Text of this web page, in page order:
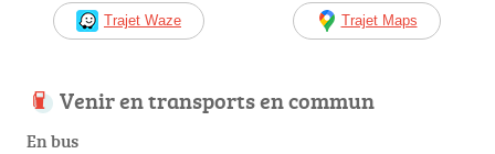
Trajet Waze Trajet Maps
Venir en transports en commun
En bus